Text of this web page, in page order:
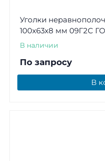
Уголки
100х63х8 мм 09Г2С
В наличии
По запросу
В